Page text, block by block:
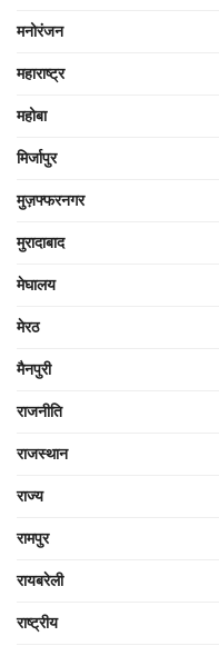
मनोरंजन
महाराष्ट्र
महोबा
मिर्जापुर
मुज़फ्फरनगर
मुरादाबाद
मेघालय
मेरठ
मैनपुरी
राजनीति
राजस्थान
राज्य
रामपुर
रायबरेली
राष्ट्रीय